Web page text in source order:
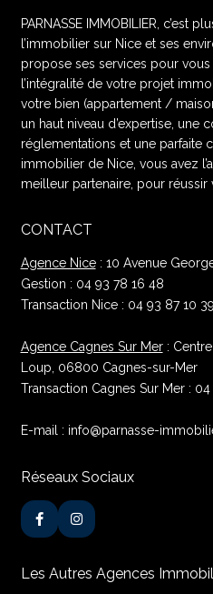
PARNASSE IMMOBILIER, c’est
l’immobilier sur Nice et ses
propose ses services pour
l’intégralité de votre projet
votre bien (appartement /
un haut niveau d’expertise, une
réglementations et une parfaite
immobilier de Nice, vous avez
meilleur partenaire, pour réussir
CONTACT
Agence Nice: 10 Avenue
Gestion : 04 93 78 16 48
Transaction Nice : 04 93 87 10 39
Agence Cagnes Sur Mer:
Loup, 06800 Cagnes-sur-Mer
Transaction Cagnes Sur Mer :
E-mail : info@parnasse-
Réseaux Sociaux
Les Autres Agences